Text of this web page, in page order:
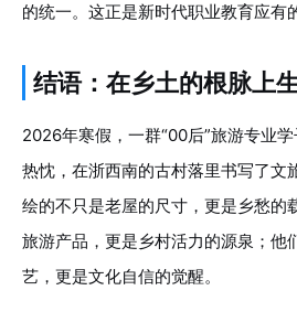
的统一。这正是新时代职业教育应有
结语：在乡土的根脉上
2026年寒假，一群“00后”旅游专业
热忱，在浙西南的古村落里书写了文
绘的不只是老屋的尺寸，更是乡愁的
旅游产品，更是乡村活力的源泉；他
艺，更是文化自信的觉醒。